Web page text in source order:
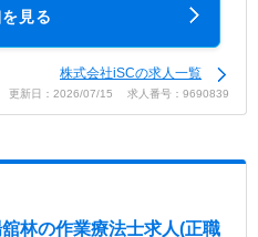
見る
株式会社iSCの求人一覧
更新日：2026/07/15 求人番号：9690839
林の作業療法士求人(正職